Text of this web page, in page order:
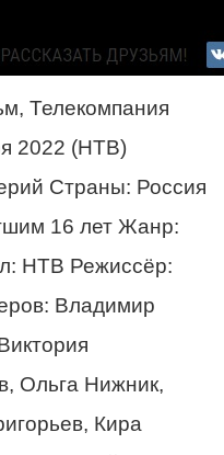
Телекомпания
2022 (НТВ)
Страны: Россия
16 лет Жанр:
НТВ Режиссёр:
Владимир
Ольга Нижник,
Кира